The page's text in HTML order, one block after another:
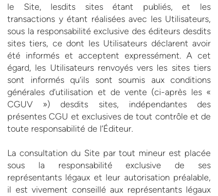
le Site, lesdits sites étant publiés, et les
transactions y étant réalisées avec les Utilisateurs,
sous la responsabilité exclusive des éditeurs desdits
sites tiers, ce dont les Utilisateurs déclarent avoir
été informés et acceptent expressément. A cet
égard, les Utilisateurs renvoyés vers les sites tiers
sont informés qu’ils sont soumis aux conditions
générales d’utilisation et de vente (ci-après les «
CGUV ») desdits sites, indépendantes des
présentes CGU et exclusives de tout contrôle et de
toute responsabilité de l’Éditeur.
La consultation du Site par tout mineur est placée
sous la responsabilité exclusive de ses
représentants légaux et leur autorisation préalable,
il est vivement conseillé aux représentants légaux